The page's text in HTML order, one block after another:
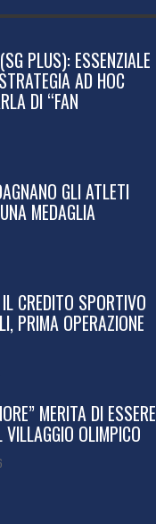
PLUS): ESSENZIALE
AD HOC
DI “FAN
GLI ATLETI
MEDAGLIA
CREDITO SPORTIVO
PRIMA OPERAZIONE
MERITA DI ESSERE
OLIMPICO